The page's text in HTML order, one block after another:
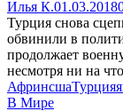
Илья К.01.03.2018
Турция снова
обвинили в
продолжает
несмотря ни на
АфринсшаТурция
В Мире